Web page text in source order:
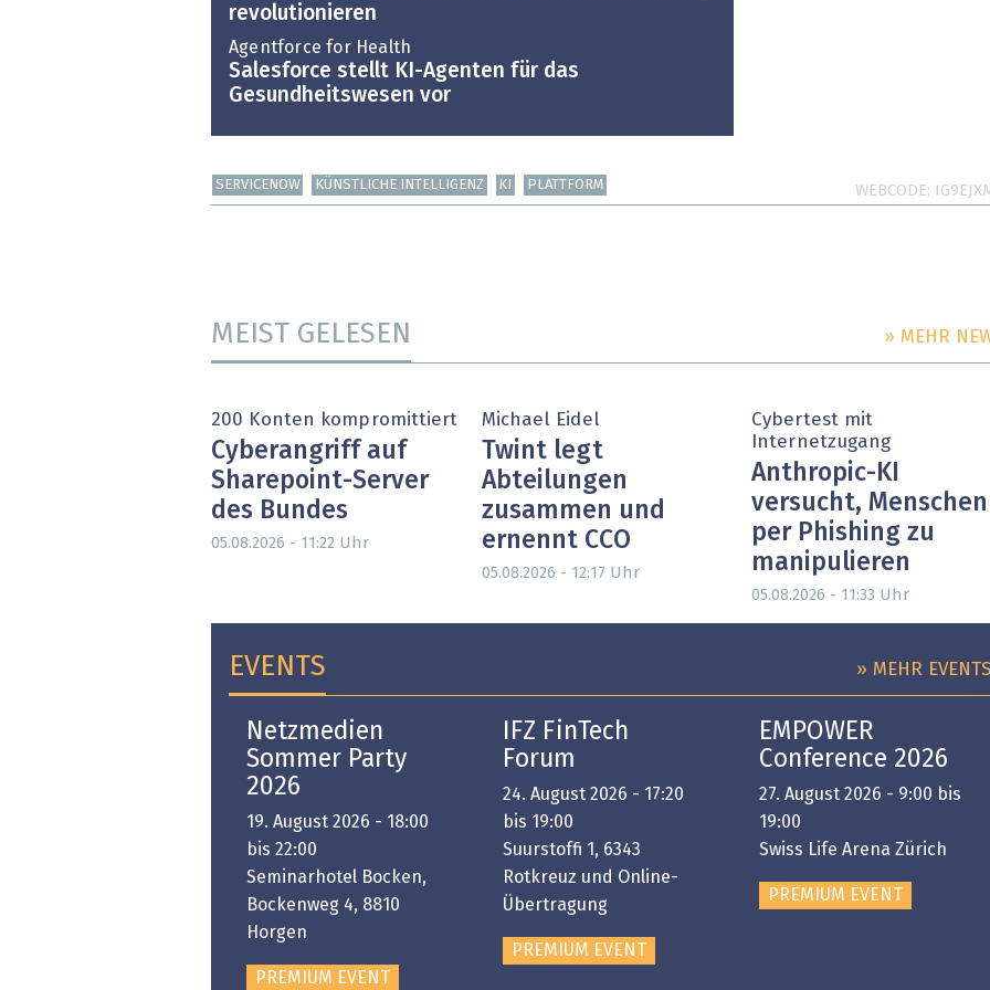
revolutionieren
Agentforce for Health
Salesforce stellt KI-Agenten für das
Gesundheitswesen vor
SERVICENOW KÜNSTLICHE INTELLIGENZ KI PLATTFORM WEBCODE
MEIST GELESEN » MEHR
200 Konten kompromittiert
Cyberangriff auf
Sharepoint-Server
des Bundes
05.08.2026 - 11:22 Uhr
Michael Eidel
Twint legt
Abteilungen
zusammen und
ernennt CCO
05.08.2026 - 12:17 Uhr
Cybertest mit
Internetzugang
Anthropic-KI
versucht, Menschen
per Phishing zu
manipulieren
05.08.2026 - 11:33 Uhr
EVENTS » MEHR EVENTS
Netzmedien
Sommer Party
2026
19. August 2026 - 18:00
bis 22:00
Seminarhotel Bocken,
Bockenweg 4, 8810
Horgen
PREMIUM EVENT
IFZ FinTech
Forum
24. August 2026 - 17:20
bis 19:00
Suurstoffi 1, 6343
Rotkreuz und Online-
Übertragung
PREMIUM EVENT
EMPOWER
Conference 2026
27. August 2026 - 9:00 bis
19:00
Swiss Life Arena Zürich
PREMIUM EVENT